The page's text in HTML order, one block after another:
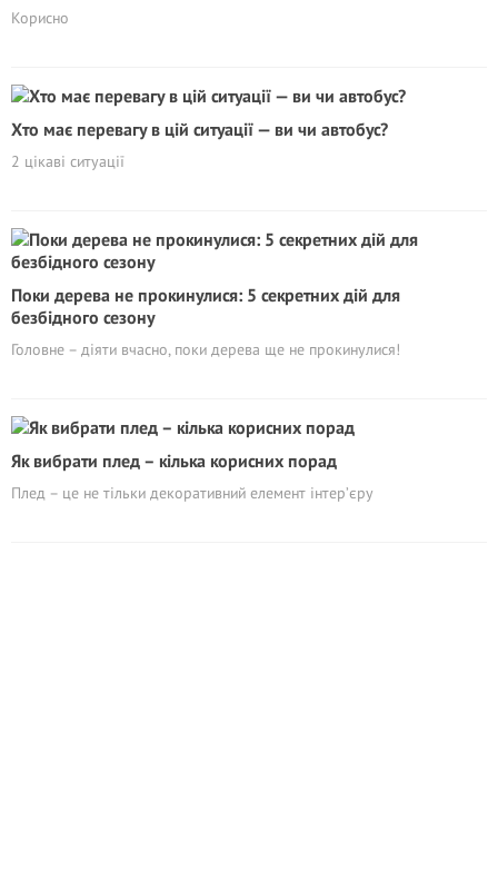
Корисно
Хто має перевагу в цій ситуації — ви чи автобус?
2 цікаві ситуації
Поки дерева не прокинулися: 5 секретних дій для
безбідного сезону
Головне – діяти вчасно, поки дерева ще не прокинулися!
Як вибрати плед – кілька корисних порад
Плед – це не тільки декоративний елемент інтер’єру